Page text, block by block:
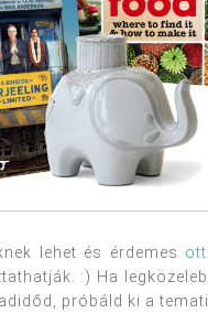
lehet és érdemes
:) Ha
próbáld ki a